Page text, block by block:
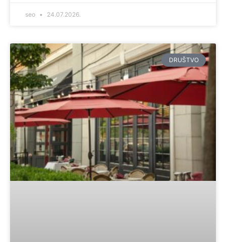
seo 24.07.2026.
DRUŠTVO